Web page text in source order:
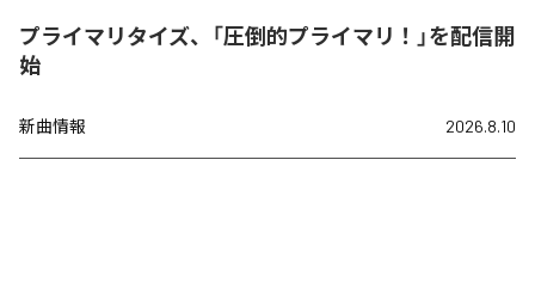
プライマリタイズ、「圧倒的プライマリ！」を配信開
始
新曲情報 2026.8.10